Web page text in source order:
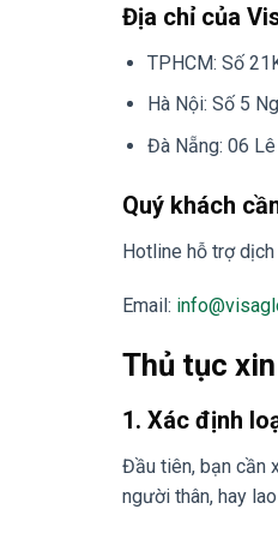
Địa chỉ của
TPHCM: Số
Hà Nội: Số 5
Đà Nẵng: 06
Quý khách
Hotline hỗ trợ
Email:
Thủ tục
1. Xác định
Đầu tiên, bạn cần
người thân, hay